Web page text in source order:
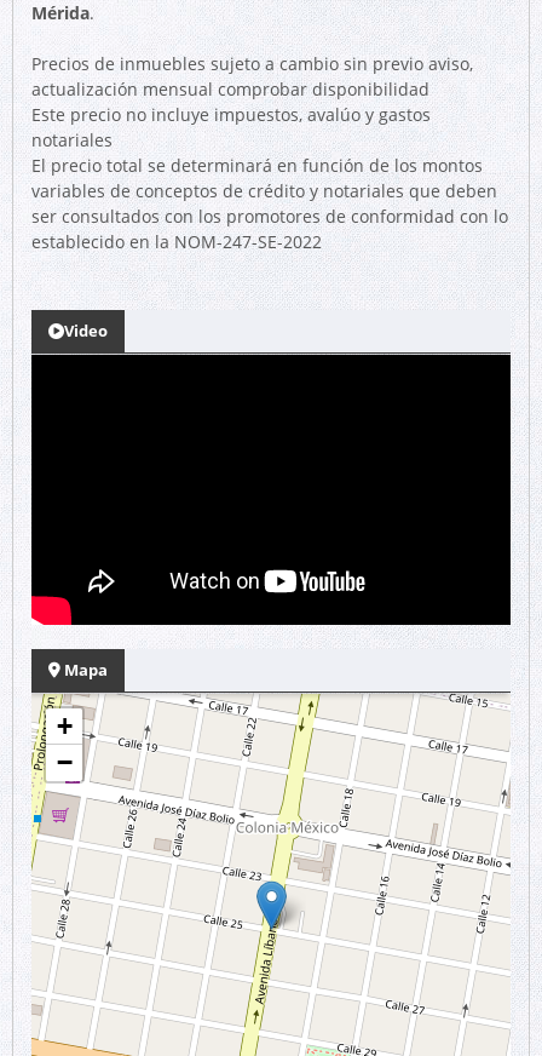
Mérida.
Precios de inmuebles sujeto a cambio sin previo aviso,
actualización mensual comprobar disponibilidad
Este precio no incluye impuestos, avalúo y gastos
notariales
El precio total se determinará en función de los montos
variables de conceptos de crédito y notariales que deben
ser consultados con los promotores de conformidad con lo
establecido en la NOM-247-SE-2022
Video
Mapa
+
−